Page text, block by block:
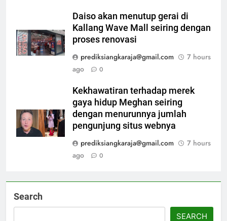
Daiso akan menutup gerai di
Kallang Wave Mall seiring dengan
proses renovasi
prediksiangkaraja@gmail.com
7 hours
ago
0
Kekhawatiran terhadap merek
gaya hidup Meghan seiring
dengan menurunnya jumlah
pengunjung situs webnya
prediksiangkaraja@gmail.com
7 hours
ago
0
Search
SEARCH